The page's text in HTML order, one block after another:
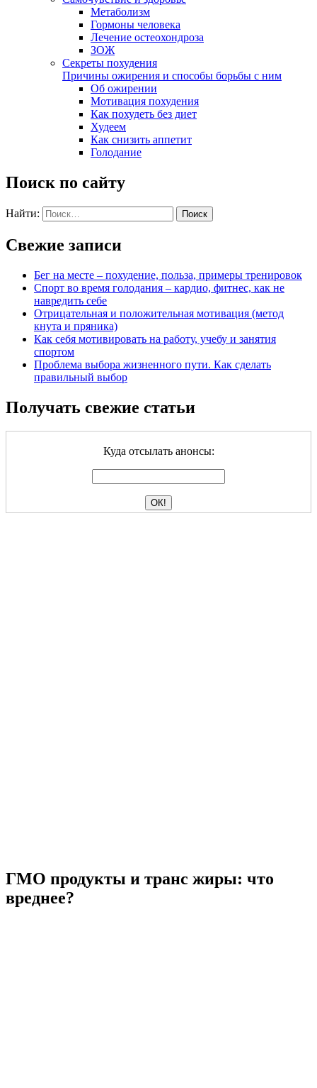
Метаболизм
Гормоны человека
Лечение остеохондроза
ЗОЖ
Секреты похудения
Причины ожирения и способы борьбы с ним
Об ожирении
Мотивация похудения
Как похудеть без диет
Худеем
Как снизить аппетит
Голодание
Поиск по сайту
Найти:
Свежие записи
Бег на месте – похудение, польза, примеры тренировок
Спорт во время голодания – кардио, фитнес, как не
навредить себе
Отрицательная и положительная мотивация (метод
кнута и пряника)
Как себя мотивировать на работу, учебу и занятия
спортом
Проблема выбора жизненного пути. Как сделать
правильный выбор
Получать свежие статьи
Куда отсылать анонсы:
ГМО продукты и транс жиры: что
вреднее?